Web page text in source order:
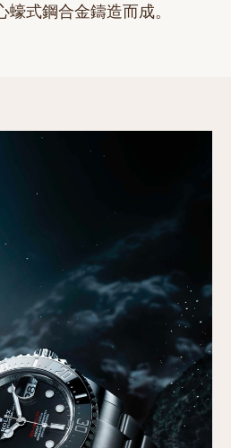
式鋼合金鑄造而成。